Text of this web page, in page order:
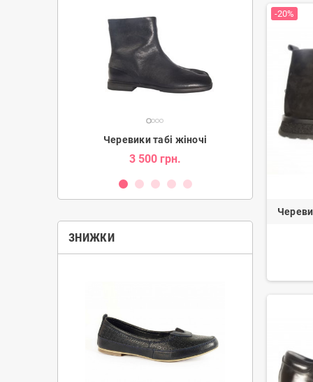
Черевики табі жіночі
3 500 грн.
ЗНИЖКИ
-20%